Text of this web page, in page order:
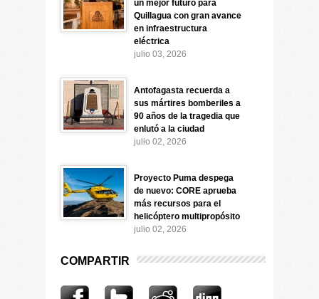
un mejor futuro para
Quillagua con gran avance
en infraestructura
eléctrica
julio 03, 2026
Antofagasta recuerda a
sus mártires bomberiles a
90 años de la tragedia que
enlutó a la ciudad
julio 02, 2026
Proyecto Puma despega
de nuevo: CORE aprueba
más recursos para el
helicóptero multipropósito
julio 02, 2026
COMPARTIR